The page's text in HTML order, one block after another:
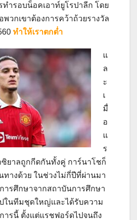
ทำรอบน็อคเอาท์ยูโรปาลีก โดย
พวกเขาต้องการคว้าถ้วยรางวัล
ทำให้เราตกต่ำ
แ
ล
ะ
เ
มื่
อ
แ
ร
ยาลถูกกีดกันทั้งคู่ การ์นาโชก็
ทางด้วย ในช่วงไม่กี่ปีที่ผ่านมา
การศึกษาจากสถาบันการศึกษา
ในทีมชุดใหญ่และได้รับความ
ารนี้ ตั้งแต่แรชฟอร์ดไปจนถึง